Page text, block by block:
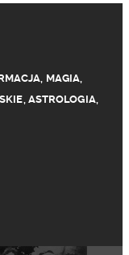
, MAGIA,
, ASTROLOGIA,